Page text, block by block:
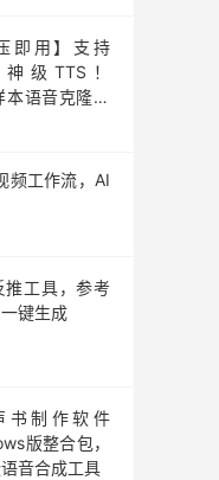
即用】支持
级TTS！
本语音克隆一
频工作流，AI
推工具，参考
键生成
书制作软件
版整合包，
音合成工具